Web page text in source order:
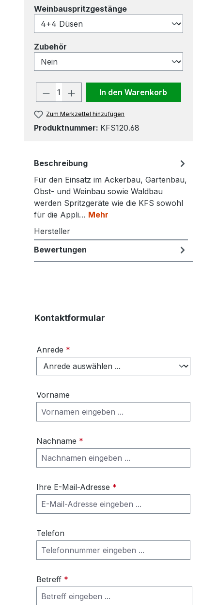
Weinbauspritzgestängeauswählen
Zubehör
Produkt Anzahl: Gib den
In den Warenkorb
Zum Merkzettel hinzufügen
Produktnummer: KFS120.68
Beschreibung
Für den Einsatz im Ackerbau, Gartenbau,
Obst- und Weinbau sowie Waldbau
werden Spritzgeräte wie die KFS sowohl
für die Appli… Mehr
Hersteller
Bewertungen
Kontaktformular
Anrede *
Vorname
Nachname *
Ihre E-Mail-Adresse *
Telefon
Betreff *